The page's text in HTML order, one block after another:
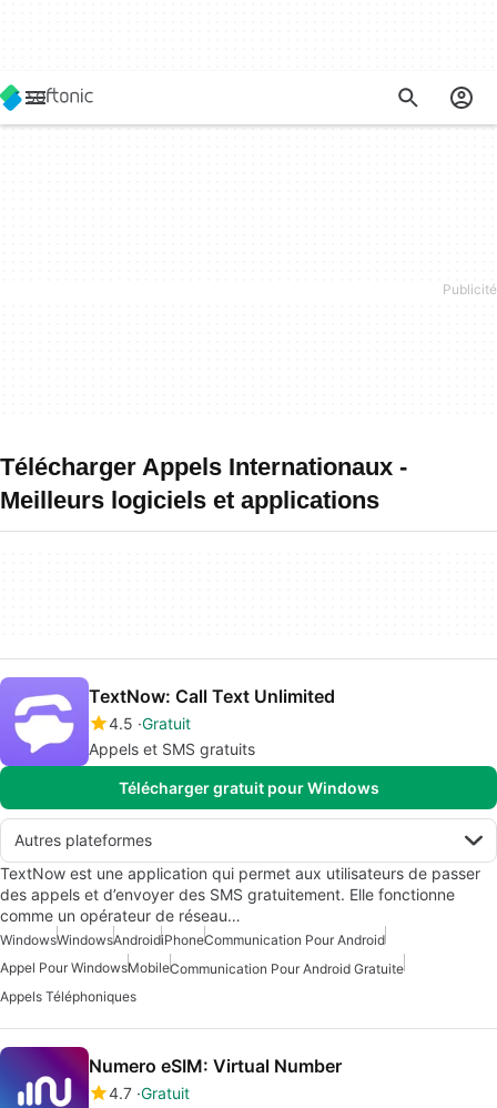
Télécharger Appels Internationaux -
Meilleurs logiciels et applications
TextNow: Call Text Unlimited
4.5 Gratuit
Appels et SMS gratuits
Télécharger gratuit pour Windows
Autres plateformes
TextNow est une application qui permet aux utilisateurs de passer
des appels et d’envoyer des SMS gratuitement. Elle fonctionne
comme un opérateur de réseau…
WindowsWindowsAndroidiPhoneCommunication Pour Android
Appel Pour WindowsMobileCommunication Pour Android Gratuite
Appels Téléphoniques
Numero eSIM: Virtual Number
4.7 Gratuit